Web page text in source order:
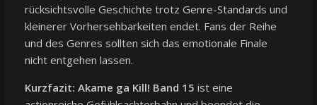
rücksichtsvolle Geschichte trotz Genre-Standards und
kleinerer Vorhersehbarkeiten endet. Fans der Reihe
und des Genres sollten sich das emotionale Finale
nicht entgehen lassen.
Kurzfazit: Akame ga Kill! Band 15 ist eine